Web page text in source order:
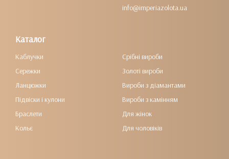
info@imperiazolota.ua
Каталог
Каблучки
Сережки
Ланцюжки
Підвіски і кулони
Браслети
Кольє
Срібні вироби
Золоті вироби
Вироби з діамантами
Вироби з камінням
Для жінок
Для чоловіків